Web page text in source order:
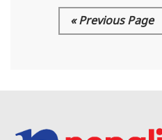
« Previous Page